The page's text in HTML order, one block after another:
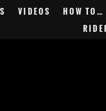
VIDEOS HOW TO…